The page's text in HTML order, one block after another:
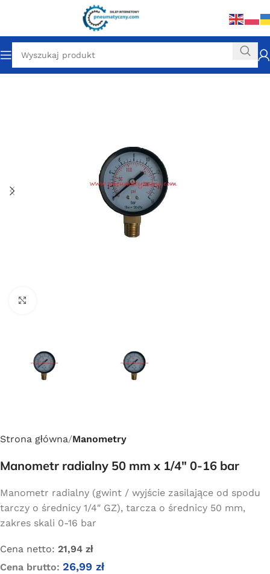
Strona główna Manometry
Manometr radialny 50 mm x 1/4″ 0-16 bar
Manometr radialny (gwint / wyjście zasilające od spodu
tarczy o średnicy 1/4″ GZ), tarcza o średnicy 50 mm,
zakres skali 0-16 bar
Cena netto: 21,94 zł
Cena brutto: 26,99 zł